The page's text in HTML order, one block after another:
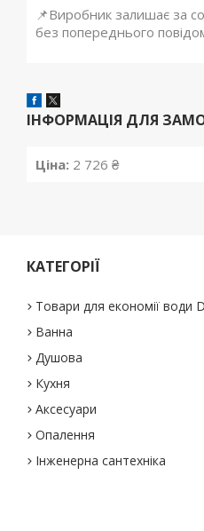
📌Виробник залишає за
без попереднього
ІНФОРМАЦІЯ ДЛЯ
Ціна: 2 726 ₴
КАТЕГОРІЇ
Товари для економії води
Ванна
Душова
Кухня
Аксесуари
Опалення
Інженерна сантехніка